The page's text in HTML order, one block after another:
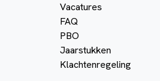
Vacatures
FAQ
PBO
Jaarstukken
Klachtenregeling